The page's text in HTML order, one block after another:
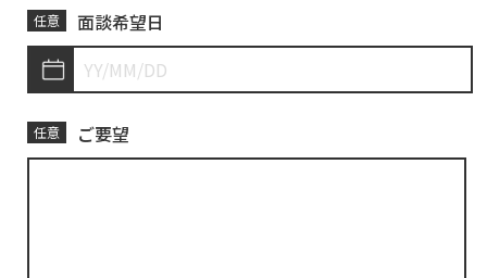
任意 面談希望日
任意 ご要望